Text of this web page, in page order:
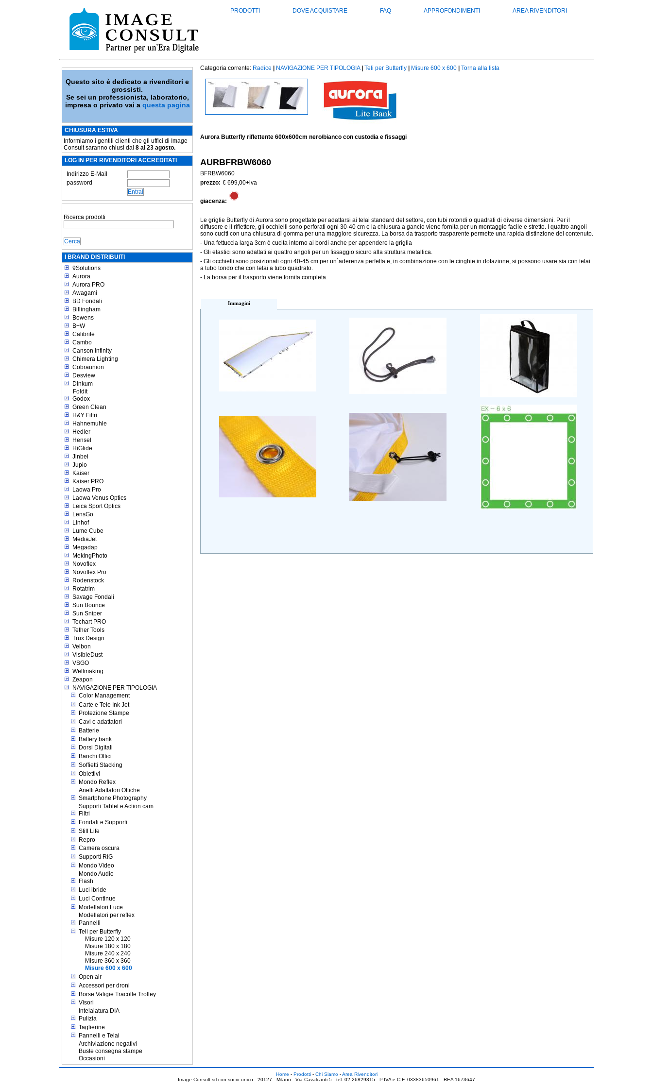
PRODOTTI DOVE ACQUISTARE FAQ APPROFONDIMENTI AREA RIVENDITORI
Questo sito è dedicato a rivenditori e
grossisti.
Se sei un professionista, laboratorio,
impresa o privato vai a questa pagina
CHIUSURA ESTIVA
Informiamo i gentili clienti che gli uffici di Image
Consult saranno chiusi dal 8 al 23 agosto.
LOG IN PER RIVENDITORI ACCREDITATI
Indirizzo E-Mail
password
Ricerca prodotti
I BRAND DISTRIBUITI
9Solutions
Aurora
Aurora PRO
Awagami
BD Fondali
Billingham
Bowens
B+W
Calibrite
Cambo
Canson Infinity
Chimera Lighting
Cobraunion
Desview
Dinkum
Foldit
Godox
Green Clean
H&Y Filtri
Hahnemuhle
Hedler
Hensel
HiGlide
Jinbei
Jupio
Kaiser
Kaiser PRO
Laowa Pro
Laowa Venus Optics
Leica Sport Optics
LensGo
Linhof
Lume Cube
MediaJet
Megadap
MekingPhoto
Novoflex
Novoflex Pro
Rodenstock
Rotatrim
Savage Fondali
Sun Bounce
Sun Sniper
Techart PRO
Tether Tools
Trux Design
Velbon
VisibleDust
VSGO
Wellmaking
Zeapon
NAVIGAZIONE PER TIPOLOGIA
Color Management
Carte e Tele Ink Jet
Protezione Stampe
Cavi e adattatori
Batterie
Battery bank
Dorsi Digitali
Banchi Ottici
Soffietti Stacking
Obiettivi
Mondo Reflex
Anelli Adattatori Ottiche
Smartphone Photography
Supporti Tablet e Action cam
Filtri
Fondali e Supporti
Still Life
Repro
Camera oscura
Supporti RIG
Mondo Video
Mondo Audio
Flash
Luci ibride
Luci Continue
Modellatori Luce
Modellatori per reflex
Pannelli
Teli per Butterfly
Misure 120 x 120
Misure 180 x 180
Misure 240 x 240
Misure 360 x 360
Misure 600 x 600
Open air
Accessori per droni
Borse Valigie Tracolle Trolley
Visori
Intelaiatura DIA
Pulizia
Taglierine
Pannelli e Telai
Archiviazione negativi
Buste consegna stampe
Occasioni
Categoria corrente: Radice NAVIGAZIONE PER TIPOLOGIA Teli per Butterfly Misure 600 x 600 Torna alla lista
Aurora Butterfly riflettente 600x600cm nero/bianco con custodia e fissaggi
AURBFRBW6060
BFRBW6060
prezzo: € 699,00+iva
giacenza:
Le griglie Butterfly di Aurora sono progettate per adattarsi ai telai standard del settore, con tubi rotondi o quadrati di diverse dimensioni. Per il
diffusore e il riflettore, gli occhielli sono perforati ogni 30-40 cm e la chiusura a gancio viene fornita per un montaggio facile e stretto. I quattro angoli
sono cuciti con una chiusura di gomma per una maggiore sicurezza. La borsa da trasporto trasparente permette una rapida distinzione del contenuto.
- Una fettuccia larga 3cm è cucita intorno ai bordi anche per appendere la griglia
- Gli elastici sono adattati ai quattro angoli per un fissaggio sicuro alla struttura metallica.
- Gli occhielli sono posizionati ogni 40-45 cm per un`aderenza perfetta e, in combinazione con le cinghie in dotazione, si possono usare sia con telai
a tubo tondo che con telai a tubo quadrato.
- La borsa per il trasporto viene fornita completa.
Immagini
Home - Prodotti - Chi Siamo-Area Rivenditori
Image Consult srl con socio unico - 20127 - Milano - Via Cavalcanti 5 - tel. 02-26829315 - P.IVA e C.F. 03383650961 - REA 1673647